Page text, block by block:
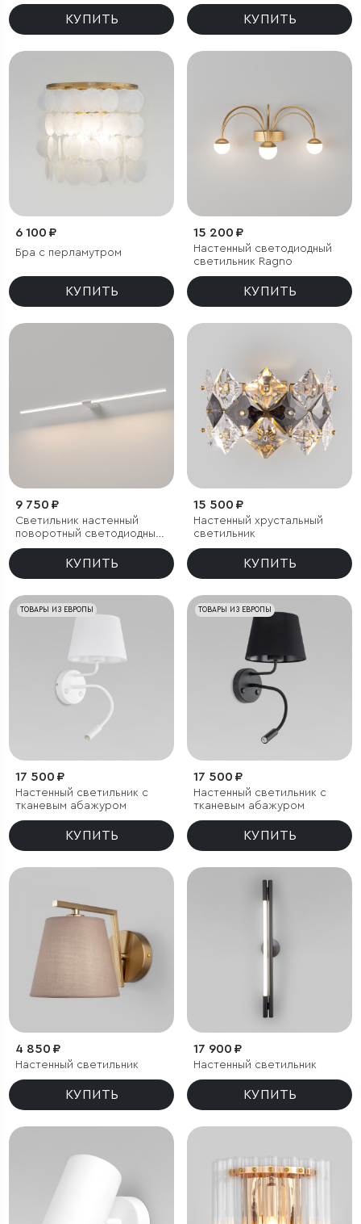
КУПИТЬ КУПИТЬ
6 100 ₽
Бра с перламутром
КУПИТЬ
15 200 ₽
Настенный светодиодный
светильник Ragno
КУПИТЬ
9 750 ₽
Светильник настенный
поворотный светодиодный
Luar 900 белый 4000K
КУПИТЬ
15 500 ₽
Настенный хрустальный
светильник
КУПИТЬ
ТОВАРЫ ИЗ ЕВРОПЫ
17 500 ₽
Настенный светильник с
тканевым абажуром
КУПИТЬ
ТОВАРЫ ИЗ ЕВРОПЫ
17 500 ₽
Настенный светильник с
тканевым абажуром
КУПИТЬ
4 850 ₽
Настенный светильник
КУПИТЬ
17 900 ₽
Настенный светильник
КУПИТЬ